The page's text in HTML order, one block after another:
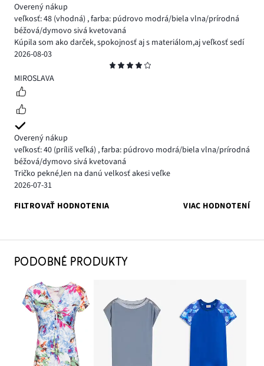
Overený nákup
veľkosť: 48 (vhodná) ,farba: púdrovo modrá/biela vlna/prírodná
béžová/dymovo sivá kvetovaná
Kúpila som ako darček, spokojnosť aj s materiálom,aj veľkosť sedí
2026-08-03
4
MIROSLAVA
Overený nákup
veľkosť: 40 (príliš veľká) ,farba: púdrovo modrá/biela vlna/prírodná
béžová/dymovo sivá kvetovaná
Tričko pekné,len na danú velkosť akesi veľke
2026-07-31
FILTROVAŤ HODNOTENIA
VIAC HODNOTENÍ
PODOBNÉ PRODUKTY